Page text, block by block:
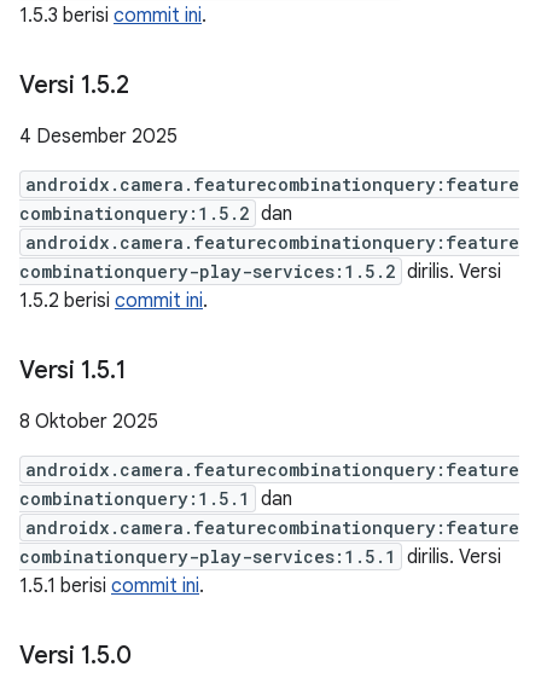
1.5.3 berisi commit ini.
Versi 1.5.2
4 Desember 2025
androidx.camera.featurecombinationquery:feature
combinationquery:1.5.2 dan
androidx.camera.featurecombinationquery:feature
combinationquery-play-services:1.5.2 dirilis. Versi
1.5.2 berisi commit ini.
Versi 1.5.1
8 Oktober 2025
androidx.camera.featurecombinationquery:feature
combinationquery:1.5.1
dan
androidx.camera.featurecombinationquery:feature
combinationquery-play-services:1.5.1
dirilis. Versi
1.5.1 berisi commit ini.
Versi 1.5.0